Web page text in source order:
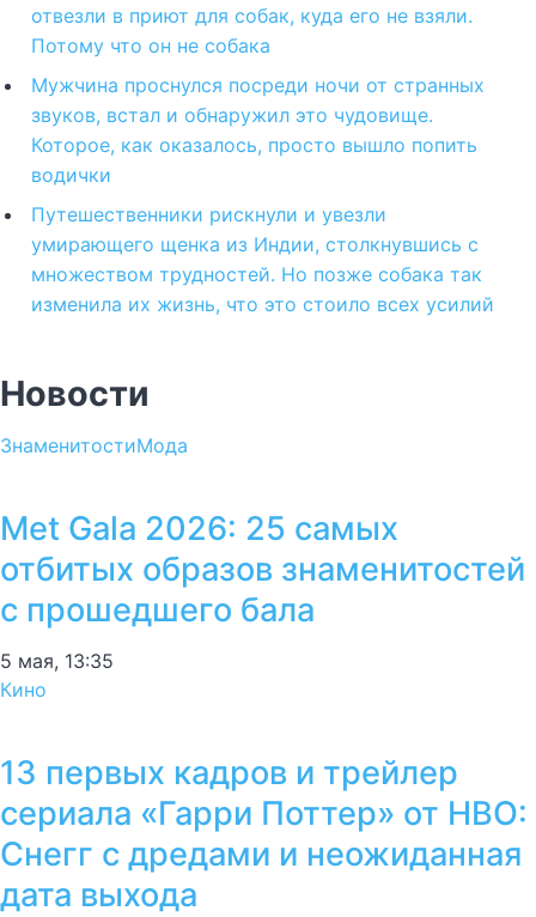
отвезли в приют для собак, куда его не взяли.
Потому что он не собака
Мужчина проснулся посреди ночи от странных
звуков, встал и обнаружил это чудовище.
Которое, как оказалось, просто вышло попить
водички
Путешественники рискнули и увезли
умирающего щенка из Индии, столкнувшись с
множеством трудностей. Но позже собака так
изменила их жизнь, что это стоило всех усилий
Новости
ЗнаменитостиМода
Met Gala 2026: 25 самых
отбитых образов знаменитостей
с прошедшего бала
5 мая, 13:35
Кино
13 первых кадров и трейлер
сериала «Гарри Поттер» от HBO:
Снегг с дредами и неожиданная
дата выхода